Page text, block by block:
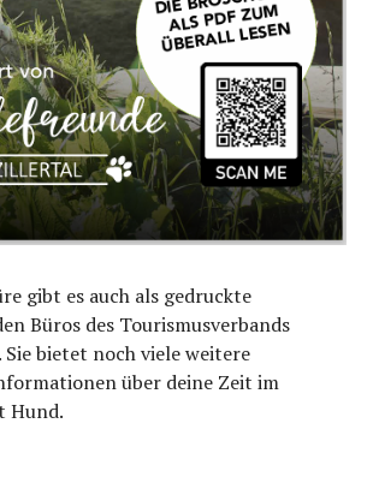
gibt es auch als gedruckte
Büros des Tourismusverbands
bietet noch viele weitere
über deine Zeit im
Hund.